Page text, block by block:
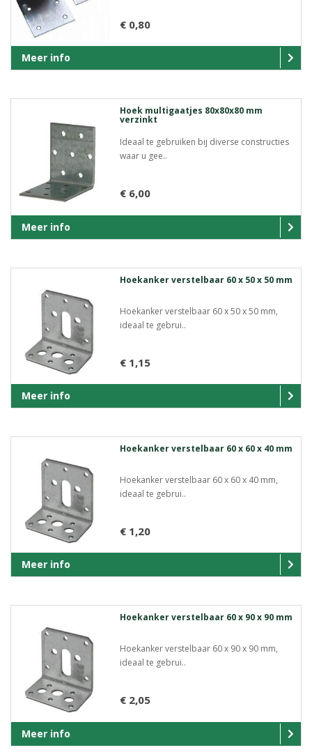
€ 0,80
Meer info
Hoek multigaatjes 80x80x80 mm
verzinkt
Ideaal te gebruiken bij diverse constructies
waar u gee..
€ 6,00
Meer info
Hoekanker verstelbaar 60 x 50 x 50 mm
Hoekanker verstelbaar 60 x 50 x 50 mm,
ideaal te gebrui..
€ 1,15
Meer info
Hoekanker verstelbaar 60 x 60 x 40 mm
Hoekanker verstelbaar 60 x 60 x 40 mm,
ideaal te gebrui..
€ 1,20
Meer info
Hoekanker verstelbaar 60 x 90 x 90 mm
Hoekanker verstelbaar 60 x 90 x 90 mm,
ideaal te gebrui..
€ 2,05
Meer info